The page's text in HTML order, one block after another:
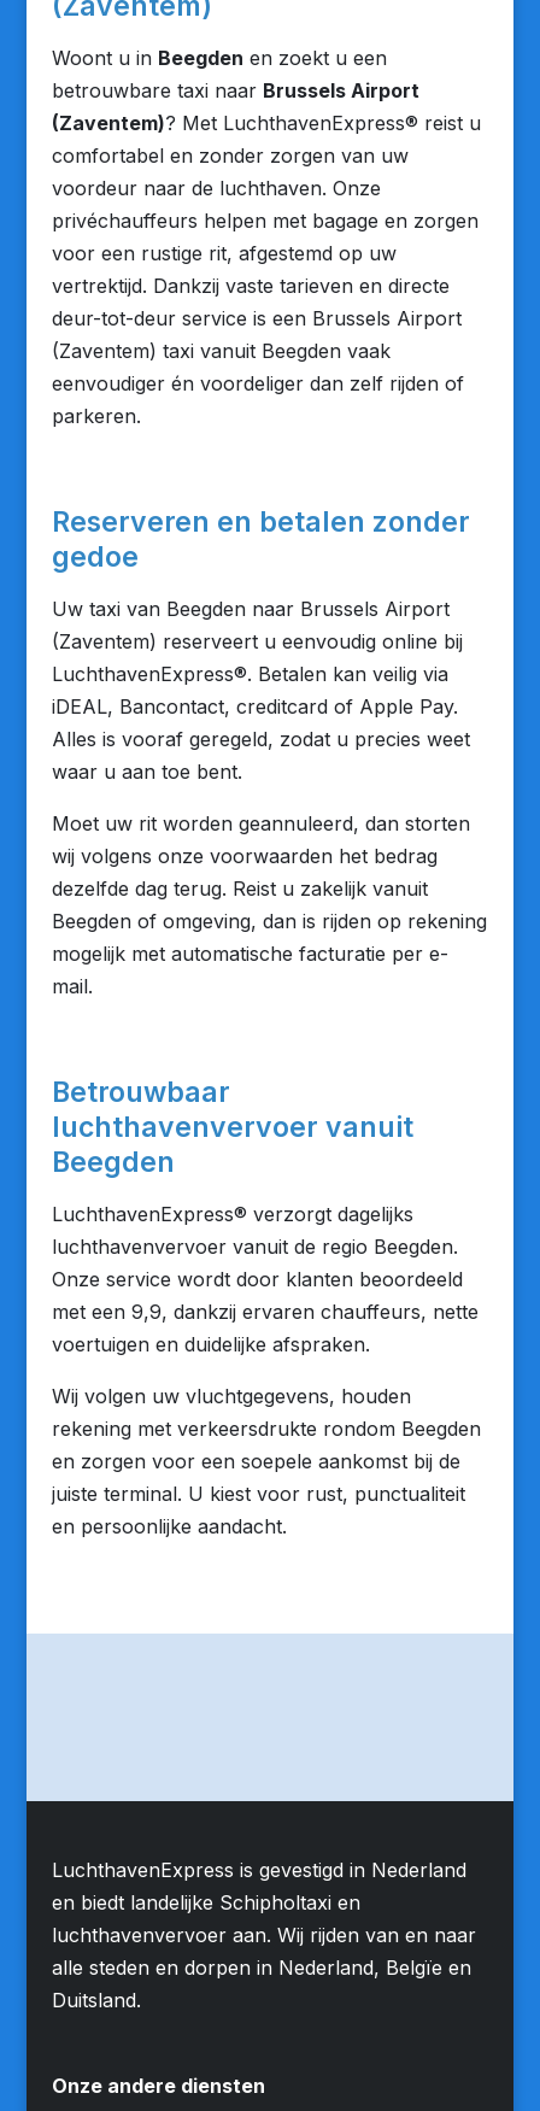
Woont u in Beegden en zoekt u een
betrouwbare taxi naar Brussels Airport
(Zaventem)? Met LuchthavenExpress® reist u
comfortabel en zonder zorgen van uw
voordeur naar de luchthaven. Onze
privéchauffeurs helpen met bagage en zorgen
voor een rustige rit, afgestemd op uw
vertrektijd. Dankzij vaste tarieven en directe
deur-tot-deur service is een Brussels Airport
(Zaventem) taxi vanuit Beegden vaak
eenvoudiger én voordeliger dan zelf rijden of
parkeren.
Reserveren en betalen zonder
gedoe
Uw taxi van Beegden naar Brussels Airport
(Zaventem) reserveert u eenvoudig online bij
LuchthavenExpress®. Betalen kan veilig via
iDEAL, Bancontact, creditcard of Apple Pay.
Alles is vooraf geregeld, zodat u precies weet
waar u aan toe bent.
Moet uw rit worden geannuleerd, dan storten
wij volgens onze voorwaarden het bedrag
dezelfde dag terug. Reist u zakelijk vanuit
Beegden of omgeving, dan is rijden op rekening
mogelijk met automatische facturatie per e-
mail.
Betrouwbaar
luchthavenvervoer vanuit
Beegden
LuchthavenExpress® verzorgt dagelijks
luchthavenvervoer vanuit de regio Beegden.
Onze service wordt door klanten beoordeeld
met een 9,9, dankzij ervaren chauffeurs, nette
voertuigen en duidelijke afspraken.
Wij volgen uw vluchtgegevens, houden
rekening met verkeersdrukte rondom Beegden
en zorgen voor een soepele aankomst bij de
juiste terminal. U kiest voor rust, punctualiteit
en persoonlijke aandacht.
LuchthavenExpress is gevestigd in Nederland
en biedt landelijke Schipholtaxi en
luchthavenvervoer aan. Wij rijden van en naar
alle steden en dorpen in Nederland, Belgïe en
Duitsland.
Onze andere diensten